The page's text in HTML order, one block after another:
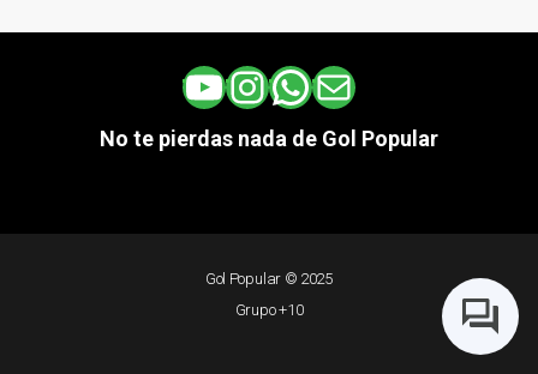
YouTube
Instagram
WhatsApp
Correo electrónico
No te pierdas nada de Gol Popular
Gol Popular © 2025
Grupo +10